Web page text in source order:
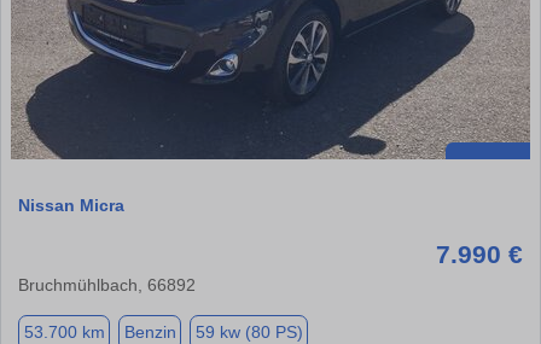
Nissan Micra
7.990 €
Bruchmühlbach, 66892
53.700 km Benzin 59 kw (80 PS)